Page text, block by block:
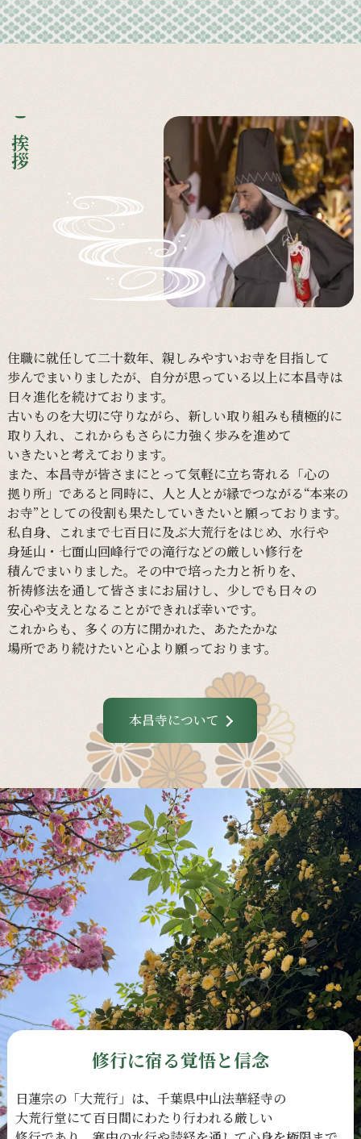
ご挨拶
住職に就任して二十数年、 親しみやすいお寺を目指して
歩んでまいりましたが、 自分が思っている以上に本昌寺は
日々進化を続けております。
古いものを大切に守りながら、 新しい取り組みも積極的に
取り入れ、
これからも さらに力強く 歩みを進めて
いきたいと考えております。
また、 本昌寺が皆さまにとって気軽に立ち寄れる 「心の
拠り所」であると同時に、 人と 人とが縁でつながる“本来の
お寺”と しての役割も果たしていきたいと願っております。
私自身、
これまで七百日に及ぶ大荒行をはじめ、 水行や
身延山・ 七面山回峰行での滝行などの厳しい修行を
積んでまいりました。 その中で培った力と祈りを、
祈祷修法を通して皆さまにお届けし、 少しでも 日々の
安心や支えとなる ことができれば幸いです。
これからも、 多くの方に開かれた、 あたたかな
場所であり続けたいと心より願っております。
本昌寺について
修行に宿る覚悟と信念
日蓮宗の 「大荒行」は、 千葉県中山法華経寺の
大荒行堂にて百日間にわたり行われる厳しい